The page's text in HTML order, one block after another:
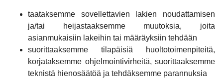
taataksemme sovellettavien lakien noudattamisen
ja/tai heijastaaksemme muutoksia, joita
asianmukaisiin lakeihin tai määräyksiin tehdään
suorittaaksemme tilapäisiä huoltotoimenpiteitä,
korjataksemme ohjelmointivirheitä, suorittaaksemme
teknistä hienosäätöä ja tehdäksemme parannuksia